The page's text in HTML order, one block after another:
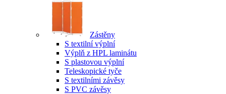
Zástěny
S textilní výplní
Výplň z HPL laminátu
S plastovou výplní
Teleskopické tyče
S textilními závěsy
S PVC závěsy